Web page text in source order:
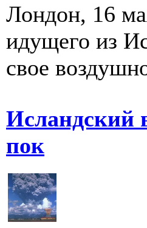
Лондон, 16
идущего из
свое
Исландский
пок